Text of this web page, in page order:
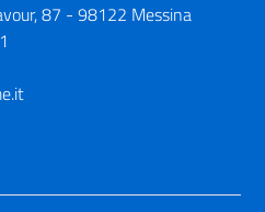
87 - 98122 Messina